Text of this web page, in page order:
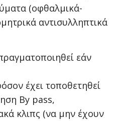
(οφθαλμικά-
αντισυλληπτικά
εάν
έχει τοποθετηθεί
By pass,
κλιπς (να μην έχουν